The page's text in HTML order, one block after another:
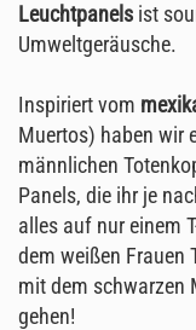
Leuchtpanels ist
Umweltgeräusche.
Inspiriert vom
Muertos) haben wir
männlichen
Panels, die ihr je
alles auf nur einem
dem weißen Frauen
mit dem schwarzen
gehen!